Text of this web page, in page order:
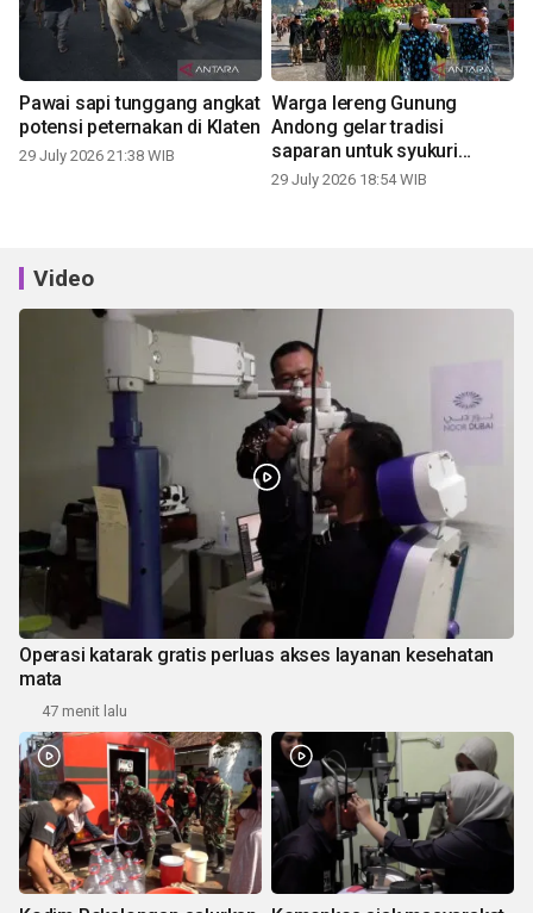
Pawai sapi tunggang angkat
potensi peternakan di Klaten
29 July 2026 21:38 WIB
Warga lereng Gunung
Andong gelar tradisi
saparan untuk syukuri
panen
29 July 2026 18:54 WIB
Video
Operasi katarak gratis perluas akses layanan kesehatan
mata
47 menit lalu